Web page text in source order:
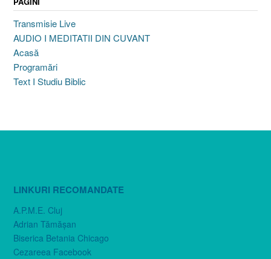
Transmisie Live
AUDIO I MEDITATII DIN CUVANT
Acasă
Programări
Text I Studiu Biblic
LINKURI RECOMANDATE
A.P.M.E. Cluj
Adrian Tămăşan
Biserica Betania Chicago
Cezareea Facebook